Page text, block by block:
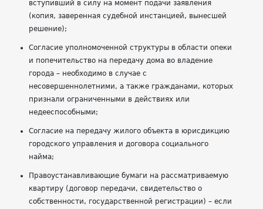
вступивший в силу на момент подачи заявления
(копия, заверенная судебной инстанцией, вынесшей
решение);
Согласие уполномоченной структуры в области опеки
и попечительство на передачу дома во владение
города – необходимо в случае с
несовершеннолетними, а также гражданами, которых
признали ограниченными в действиях или
недееспособными;
Согласие на передачу жилого объекта в юрисдикцию
городского управления и договора социального
найма;
Правоустанавливающие бумаги на рассматриваемую
квартиру (договор передачи, свидетельство о
собственности, государственной регистрации) – если